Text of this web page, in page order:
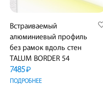
Встраиваемый
алюминиевый профиль
без рамок вдоль стен
TALUM BORDER 54
7485₽
ПОДРОБНЕЕ